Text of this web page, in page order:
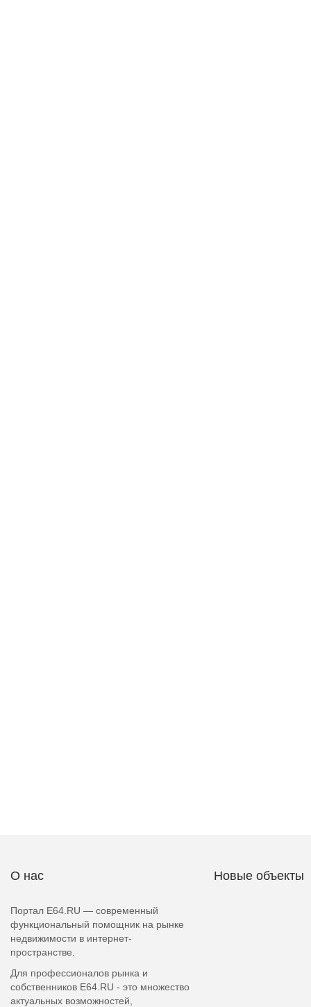
О нас
Портал E64.RU — современный
функциональный помощник на рынке
недвижимости в интернет-
пространстве.
Для профессионалов рынка и
собственников E64.RU - это множество
актуальных возможностей,
Новые объекты